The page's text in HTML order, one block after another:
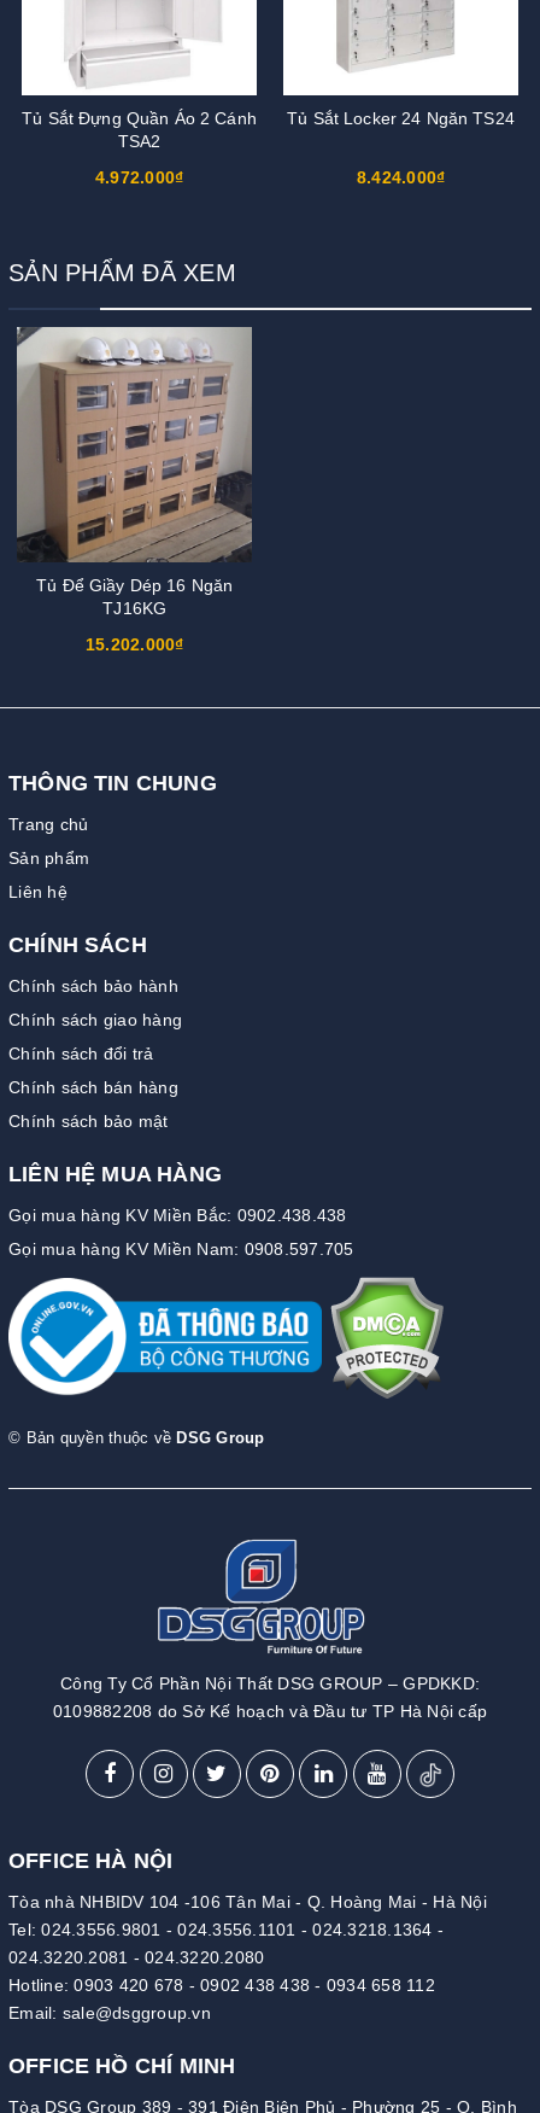
Tủ Sắt Đựng Quần Áo 2 Cánh
TSA2
4.972.000₫
Tủ Sắt Locker 24 Ngăn TS24
8.424.000₫
SẢN PHẨM ĐÃ XEM
Tủ Để Giầy Dép 16 Ngăn
TJ16KG
15.202.000₫
THÔNG TIN CHUNG
Trang chủ
Sản phẩm
Liên hệ
CHÍNH SÁCH
Chính sách bảo hành
Chính sách giao hàng
Chính sách đổi trả
Chính sách bán hàng
Chính sách bảo mật
LIÊN HỆ MUA HÀNG
Gọi mua hàng KV Miền Bắc: 0902.438.438
Gọi mua hàng KV Miền Nam: 0908.597.705
© Bản quyền thuộc về DSG Group
Công Ty Cổ Phần Nội Thất DSG GROUP – GPDKKD:
0109882208 do Sở Kế hoạch và Đầu tư TP Hà Nội cấp
OFFICE HÀ NỘI
Tòa nhà NHBIDV 104 -106 Tân Mai - Q. Hoàng Mai - Hà Nội
Tel:024.3556.9801 -024.3556.1101 -024.3218.1364 -
024.3220.2081 - 024.3220.2080
Hotline:0903 420 678 - 0902 438 438 - 0934 658 112
Email: sale@dsggroup.vn
OFFICE HỒ CHÍ MINH
Tòa DSG Group 389 - 391 Điện Biên Phủ - Phường 25 - Q. Bình